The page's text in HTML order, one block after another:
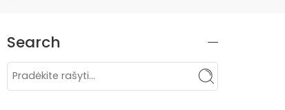
Search